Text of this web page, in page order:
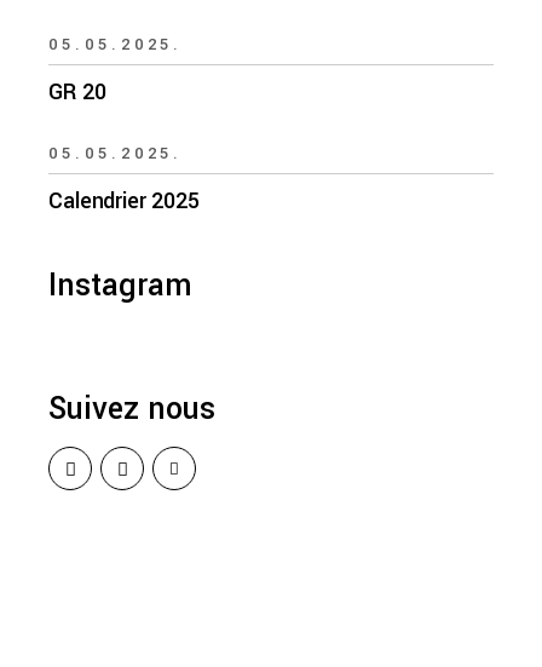
05.05.2025.
GR 20
05.05.2025.
Calendrier 2025
Instagram
Suivez nous